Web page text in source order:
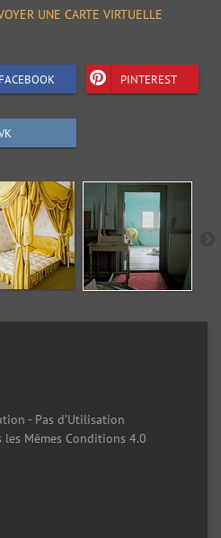
UNE CARTE VIRTUELLE
FACEBOOK PINTEREST
- Pas d’Utilisation
les Mêmes Conditions 4.0